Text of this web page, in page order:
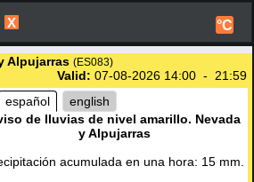
X °C
Alpujarras (ES083)
Valid: 07-08-2026 14:00 - 21:59
español
english
de lluvias de nivel amarillo. Nevada
y Alpujarras
acumulada en una hora: 15 mm.